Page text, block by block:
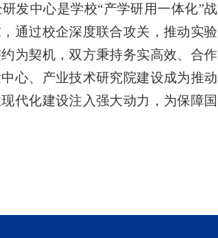
发中心是学校“产学研用一体化”战
通过校企深度联合攻关，推动实验
为契机，双方秉持务实高效、合作
心、产业技术研究院建设成为推动
代化建设注入强大动力，为保障国